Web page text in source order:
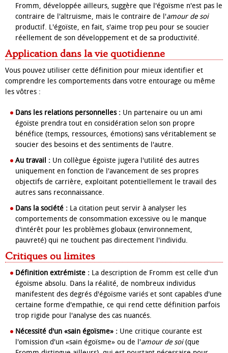
Fromm, développée ailleurs, suggère que l'égoïsme n'est pas le
contraire de l'altruisme, mais le contraire de l'amour de soi
productif. L'égoïste, en fait, s'aime trop peu pour se soucier
réellement de son développement et de sa productivité.
Application dans la vie quotidienne
Vous pouvez utiliser cette définition pour mieux identifier et
comprendre les comportements dans votre entourage ou même
les vôtres :
Dans les relations personnelles : Un partenaire ou un ami
égoïste prendra tout en considération selon son propre
bénéfice (temps, ressources, émotions) sans véritablement se
soucier des besoins et des sentiments de l'autre.
Au travail : Un collègue égoïste jugera l'utilité des autres
uniquement en fonction de l'avancement de ses propres
objectifs de carrière, exploitant potentiellement le travail des
autres sans reconnaissance.
Dans la société : La citation peut servir à analyser les
comportements de consommation excessive ou le manque
d'intérêt pour les problèmes globaux (environnement,
pauvreté) qui ne touchent pas directement l'individu.
Critiques ou limites
Définition extrémiste : La description de Fromm est celle d'un
égoïsme absolu. Dans la réalité, de nombreux individus
manifestent des degrés d'égoïsme variés et sont capables d'une
certaine forme d'empathie, ce qui rend cette définition parfois
trop rigide pour l'analyse des cas nuancés.
Nécessité d'un «sain égoïsme» : Une critique courante est
l'omission d'un «sain égoïsme» ou de l'amour de soi(que